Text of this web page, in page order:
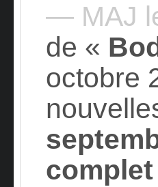
— MAJ
de «
octobre
complet